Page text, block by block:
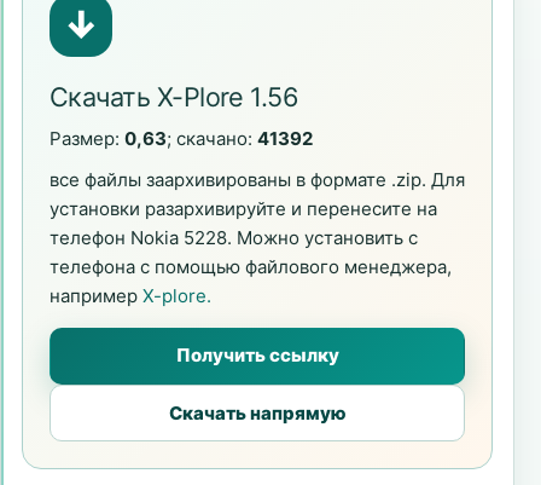
↓
Скачать X-Plore 1.56
Размер: 0,63; скачано: 41392
все файлы заархивированы в формате .zip. Для
установки разархивируйте и перенесите на
телефон Nokia 5228. Можно установить с
телефона с помощью файлового менеджера,
например X-plore.
Получить ссылку
Скачать напрямую